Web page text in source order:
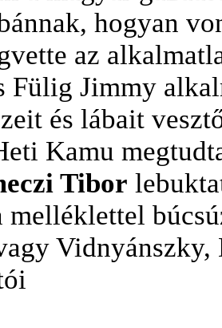
hogyan
az
Fülig Jimmy
és lábait
Kamu
Tibor
melléklettel
Vidnyánszky,